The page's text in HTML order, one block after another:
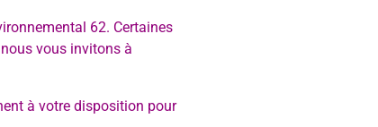
62. Certaines
vous invitons à
à votre disposition pour